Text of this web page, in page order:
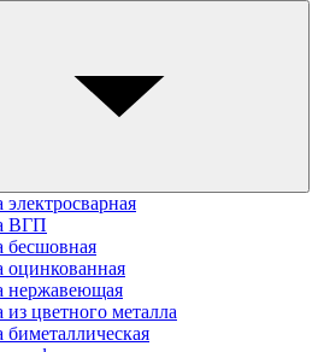
электросварная
ВГП
бесшовная
оцинкованная
нержавеющая
из цветного металла
биметаллическая